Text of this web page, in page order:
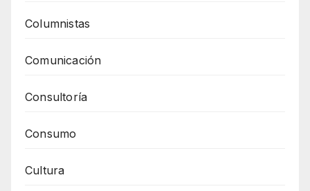
Columnistas
Comunicación
Consultoría
Consumo
Cultura